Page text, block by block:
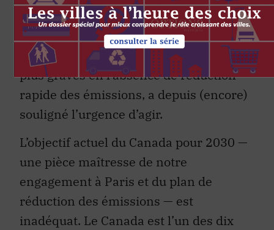
intergouvernemental sur l’évolution du
climat (GIEC), qui prévient des
conséquences climatiques de plus en
plus graves en l’absence de réduction
rapide des émissions, a depuis (encore)
souligné l’urgence d’agir.
L’objectif actuel du Canada pour 2030 —
une pièce maîtresse de notre
engagement à Paris et du plan de
réduction des émissions — est
inadéquat. Le Canada est l’un des dix